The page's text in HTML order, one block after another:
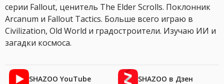
серии Fallout, ценитель The Elder Scrolls. Поклонник
Arcanum и Fallout Tactics. Больше всего играю в
Civilization, Old World и градостроители. Изучаю ИИ и
загадки космоса.
SHAZOO YouTube SHAZOO в Дзен